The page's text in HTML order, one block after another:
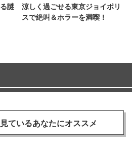
謎
涼しく過ごせる東京ジョイポリ
スで絶叫＆ホラーを満喫！
ているあなたにオススメ